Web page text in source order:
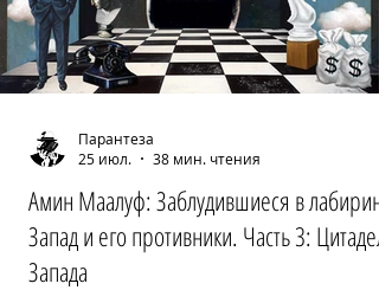
Амин Маалуф: Заблудившиеся в
Запад и его противники. Часть 3: Цитадель
Запада
Парантеза
25 июл.
38 мин. чтения